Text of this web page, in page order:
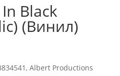
Black
(Винил)
Albert Productions